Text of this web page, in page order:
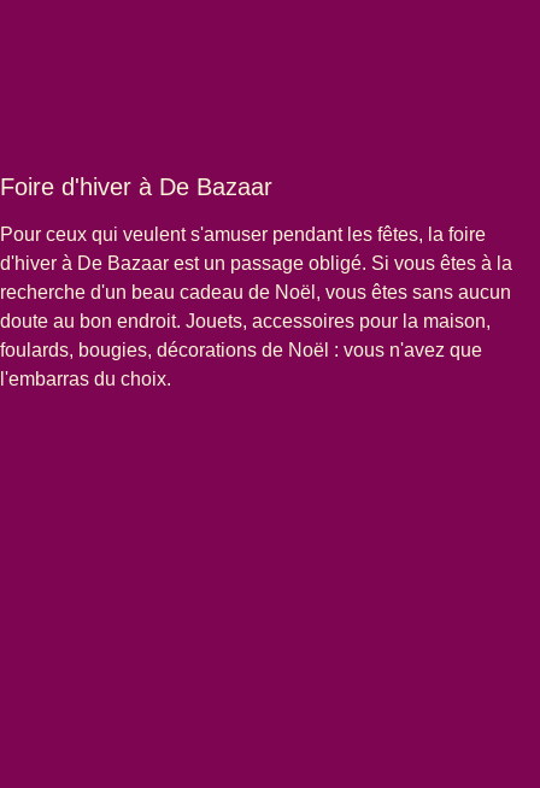
Foire d'hiver à De Bazaar
Pour ceux qui veulent s'amuser pendant les fêtes, la foire
d'hiver à De Bazaar est un passage obligé. Si vous êtes à la
recherche d'un beau cadeau de Noël, vous êtes sans aucun
doute au bon endroit. Jouets, accessoires pour la maison,
foulards, bougies, décorations de Noël : vous n'avez que
l'embarras du choix.